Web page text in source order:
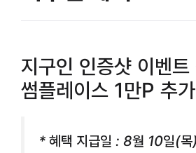
지구인 인증샷 이벤
썸플레이스 1만P 추
* 혜택 지급일 : 8월 10일(목